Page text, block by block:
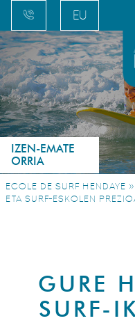
FR
EN
ES
EU
IZEN-EMATE
ORRIA
ECOLE DE SURF HENDAYE »
ETA SURF-ESKOLEN
GURE
SURF-